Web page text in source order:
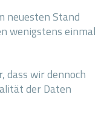
neuesten Stand
wenigstens einmal
dass wir dennoch
der Daten